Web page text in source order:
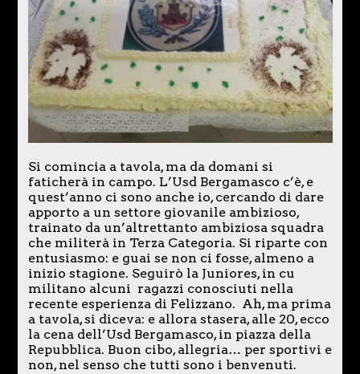
Si comincia a tavola, ma da domani si
faticherà in campo. L’Usd Bergamasco c’è, e
quest’anno ci sono anche io, cercando di dare
apporto a un settore giovanile ambizioso,
trainato da un’altrettanto ambiziosa squadra
che militerà in Terza Categoria. Si riparte con
entusiasmo: e guai se non ci fosse, almeno a
inizio stagione. Seguirò la Juniores, in cu
militano alcuni ragazzi conosciuti nella
recente esperienza di Felizzano. Ah, ma prima
a tavola, si diceva: e allora stasera, alle 20, ecco
la cena dell’Usd Bergamasco, in piazza della
Repubblica. Buon cibo, allegria… per sportivi e
non, nel senso che tutti sono i benvenuti.